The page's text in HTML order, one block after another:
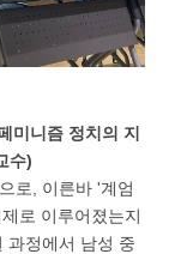
미니즘 정치의 지
수)
로, 이른바 '계엄
로 이루어졌는지
과정에서 남성 중